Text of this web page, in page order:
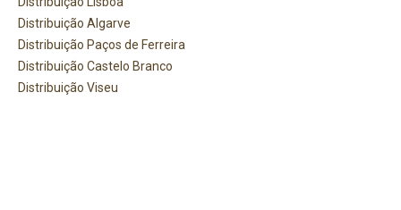
Distribuição Algarve
Distribuição Paços de Ferreira
Distribuição Castelo Branco
Distribuição Viseu